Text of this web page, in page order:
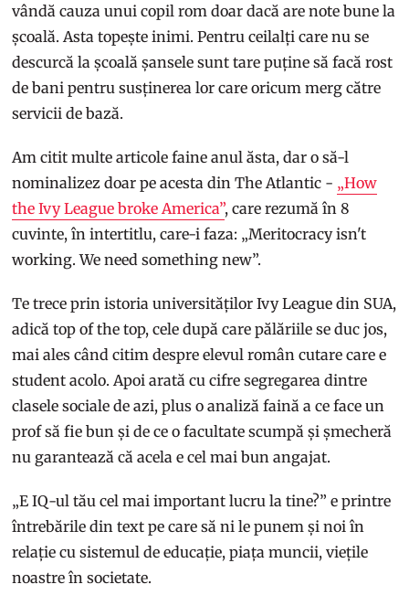
vândă cauza unui copil rom doar dacă are note bune la
școală. Asta topește inimi. Pentru ceilalți care nu se
descurcă la școală șansele sunt tare puține să facă rost
de bani pentru susținerea lor care oricum merg către
servicii de bază.
Am citit multe articole faine anul ăsta, dar o să-l
nominalizez doar pe acesta din The Atlantic - „How
the Ivy League broke America”, care rezumă în 8
cuvinte, în intertitlu, care-i faza: „Meritocracy isn't
working. We need something new”.
Te trece prin istoria universităților Ivy League din SUA,
adică top of the top, cele după care pălăriile se duc jos,
mai ales când citim despre elevul român cutare care e
student acolo. Apoi arată cu cifre segregarea dintre
clasele sociale de azi, plus o analiză faină a ce face un
prof să fie bun și de ce o facultate scumpă și șmecheră
nu garantează că acela e cel mai bun angajat.
„E IQ-ul tău cel mai important lucru la tine?” e printre
întrebările din text pe care să ni le punem și noi în
relație cu sistemul de educație, piața muncii, viețile
noastre în societate.